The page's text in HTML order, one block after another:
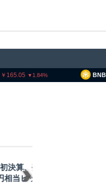
BNB 93,663.2
金融庁、暗号資産・ステー
ン課を新設 8月7日組織再